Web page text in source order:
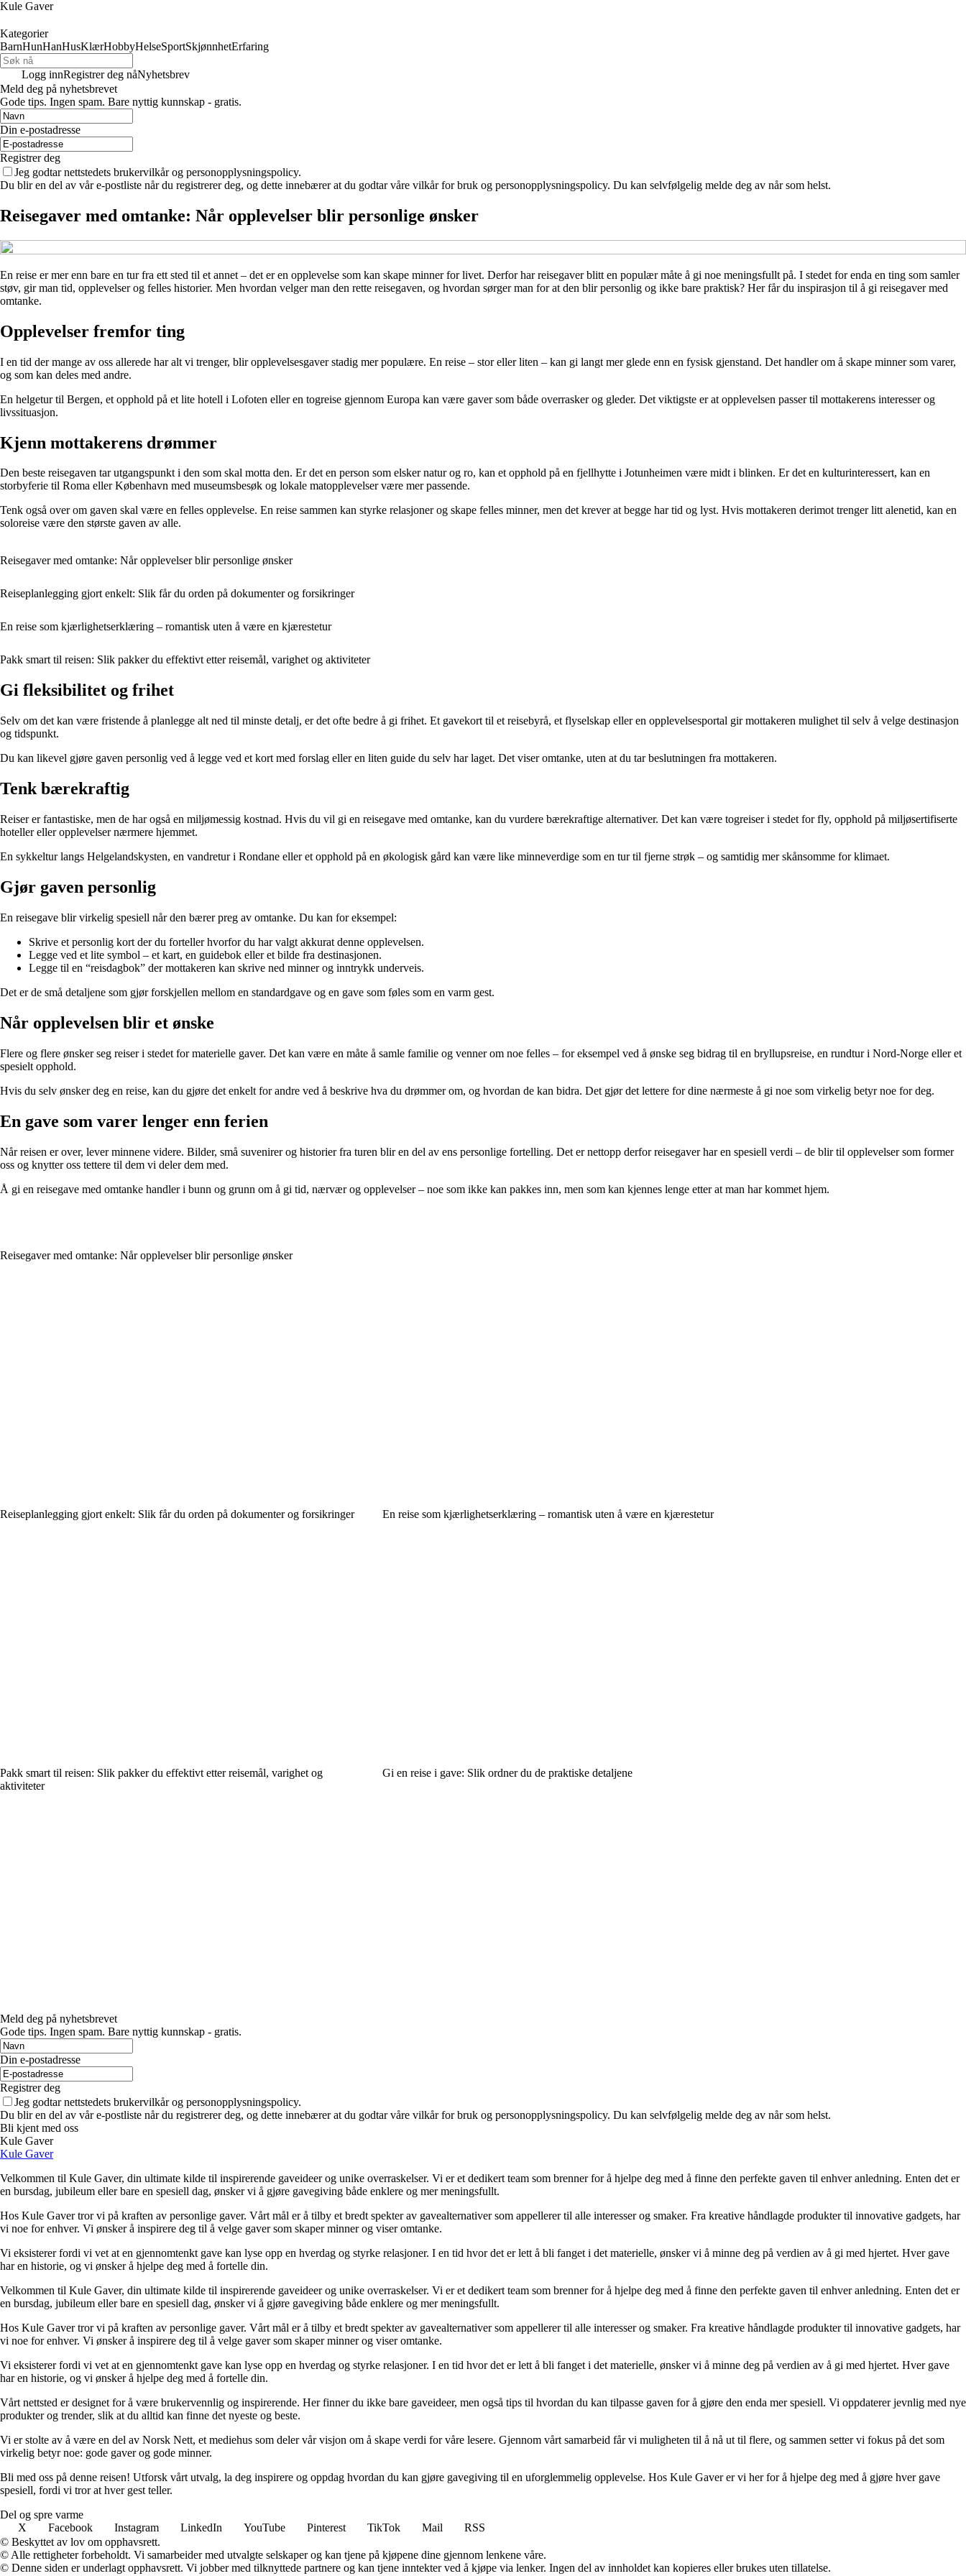
Kule Gaver
Kategorier
BarnHunHanHusKlærHobbyHelseSportSkjønnhetErfaring
Logg innRegistrer deg nåNyhetsbrev
Meld deg på nyhetsbrevet
Gode ​​tips. Ingen spam. Bare nyttig kunnskap - gratis.
Din e-postadresse
Registrer deg
Jeg godtar nettstedets brukervilkår og personopplysningspolicy.
Du blir en del av vår e-postliste når du registrerer deg, og dette innebærer at du godtar våre vilkår for bruk og personopplysningspolicy. Du kan selvfølgelig melde deg av når som helst.
Reisegaver med omtanke: Når opplevelser blir personlige ønsker
En reise er mer enn bare en tur fra ett sted til et annet – det er en opplevelse som kan skape minner for livet. Derfor har reisegaver blitt en populær måte å gi noe meningsfullt på. I stedet for enda en ting som samler
støv, gir man tid, opplevelser og felles historier. Men hvordan velger man den rette reisegaven, og hvordan sørger man for at den blir personlig og ikke bare praktisk? Her får du inspirasjon til å gi reisegaver med
omtanke.
Opplevelser fremfor ting
I en tid der mange av oss allerede har alt vi trenger, blir opplevelsesgaver stadig mer populære. En reise – stor eller liten – kan gi langt mer glede enn en fysisk gjenstand. Det handler om å skape minner som varer,
og som kan deles med andre.
En helgetur til Bergen, et opphold på et lite hotell i Lofoten eller en togreise gjennom Europa kan være gaver som både overrasker og gleder. Det viktigste er at opplevelsen passer til mottakerens interesser og
livssituasjon.
Kjenn mottakerens drømmer
Den beste reisegaven tar utgangspunkt i den som skal motta den. Er det en person som elsker natur og ro, kan et opphold på en fjellhytte i Jotunheimen være midt i blinken. Er det en kulturinteressert, kan en
storbyferie til Roma eller København med museumsbesøk og lokale matopplevelser være mer passende.
Tenk også over om gaven skal være en felles opplevelse. En reise sammen kan styrke relasjoner og skape felles minner, men det krever at begge har tid og lyst. Hvis mottakeren derimot trenger litt alenetid, kan en
soloreise være den største gaven av alle.
Reisegaver med omtanke: Når opplevelser blir personlige ønsker
Reiseplanlegging gjort enkelt: Slik får du orden på dokumenter og forsikringer
En reise som kjærlighetserklæring – romantisk uten å være en kjærestetur
Pakk smart til reisen: Slik pakker du effektivt etter reisemål, varighet og aktiviteter
Gi fleksibilitet og frihet
Selv om det kan være fristende å planlegge alt ned til minste detalj, er det ofte bedre å gi frihet. Et gavekort til et reisebyrå, et flyselskap eller en opplevelsesportal gir mottakeren mulighet til selv å velge destinasjon
og tidspunkt.
Du kan likevel gjøre gaven personlig ved å legge ved et kort med forslag eller en liten guide du selv har laget. Det viser omtanke, uten at du tar beslutningen fra mottakeren.
Tenk bærekraftig
Reiser er fantastiske, men de har også en miljømessig kostnad. Hvis du vil gi en reisegave med omtanke, kan du vurdere bærekraftige alternativer. Det kan være togreiser i stedet for fly, opphold på miljøsertifiserte
hoteller eller opplevelser nærmere hjemmet.
En sykkeltur langs Helgelandskysten, en vandretur i Rondane eller et opphold på en økologisk gård kan være like minneverdige som en tur til fjerne strøk – og samtidig mer skånsomme for klimaet.
Gjør gaven personlig
En reisegave blir virkelig spesiell når den bærer preg av omtanke. Du kan for eksempel:
Skrive et personlig kort der du forteller hvorfor du har valgt akkurat denne opplevelsen.
Legge ved et lite symbol – et kart, en guidebok eller et bilde fra destinasjonen.
Legge til en “reisdagbok” der mottakeren kan skrive ned minner og inntrykk underveis.
Det er de små detaljene som gjør forskjellen mellom en standardgave og en gave som føles som en varm gest.
Når opplevelsen blir et ønske
Flere og flere ønsker seg reiser i stedet for materielle gaver. Det kan være en måte å samle familie og venner om noe felles – for eksempel ved å ønske seg bidrag til en bryllupsreise, en rundtur i Nord-Norge eller et
spesielt opphold.
Hvis du selv ønsker deg en reise, kan du gjøre det enkelt for andre ved å beskrive hva du drømmer om, og hvordan de kan bidra. Det gjør det lettere for dine nærmeste å gi noe som virkelig betyr noe for deg.
En gave som varer lenger enn ferien
Når reisen er over, lever minnene videre. Bilder, små suvenirer og historier fra turen blir en del av ens personlige fortelling. Det er nettopp derfor reisegaver har en spesiell verdi – de blir til opplevelser som former
oss og knytter oss tettere til dem vi deler dem med.
Å gi en reisegave med omtanke handler i bunn og grunn om å gi tid, nærvær og opplevelser – noe som ikke kan pakkes inn, men som kan kjennes lenge etter at man har kommet hjem.
Reisegaver med omtanke: Når opplevelser blir personlige ønsker
Reiseplanlegging gjort enkelt: Slik får du orden på dokumenter og forsikringer En reise som kjærlighetserklæring – romantisk uten å være en kjærestetur
Pakk smart til reisen: Slik pakker du effektivt etter reisemål, varighet og
aktiviteter
Gi en reise i gave: Slik ordner du de praktiske detaljene
Meld deg på nyhetsbrevet
Gode ​​tips. Ingen spam. Bare nyttig kunnskap - gratis.
Din e-postadresse
Registrer deg
Jeg godtar nettstedets brukervilkår og personopplysningspolicy.
Du blir en del av vår e-postliste når du registrerer deg, og dette innebærer at du godtar våre vilkår for bruk og personopplysningspolicy. Du kan selvfølgelig melde deg av når som helst.
Bli kjent med oss
Kule Gaver
Kule Gaver
Velkommen til Kule Gaver, din ultimate kilde til inspirerende gaveideer og unike overraskelser. Vi er et dedikert team som brenner for å hjelpe deg med å finne den perfekte gaven til enhver anledning. Enten det er
en bursdag, jubileum eller bare en spesiell dag, ønsker vi å gjøre gavegiving både enklere og mer meningsfullt.
Hos Kule Gaver tror vi på kraften av personlige gaver. Vårt mål er å tilby et bredt spekter av gavealternativer som appellerer til alle interesser og smaker. Fra kreative håndlagde produkter til innovative gadgets, har
vi noe for enhver. Vi ønsker å inspirere deg til å velge gaver som skaper minner og viser omtanke.
Vi eksisterer fordi vi vet at en gjennomtenkt gave kan lyse opp en hverdag og styrke relasjoner. I en tid hvor det er lett å bli fanget i det materielle, ønsker vi å minne deg på verdien av å gi med hjertet. Hver gave
har en historie, og vi ønsker å hjelpe deg med å fortelle din.
Velkommen til Kule Gaver, din ultimate kilde til inspirerende gaveideer og unike overraskelser. Vi er et dedikert team som brenner for å hjelpe deg med å finne den perfekte gaven til enhver anledning. Enten det er
en bursdag, jubileum eller bare en spesiell dag, ønsker vi å gjøre gavegiving både enklere og mer meningsfullt.
Hos Kule Gaver tror vi på kraften av personlige gaver. Vårt mål er å tilby et bredt spekter av gavealternativer som appellerer til alle interesser og smaker. Fra kreative håndlagde produkter til innovative gadgets, har
vi noe for enhver. Vi ønsker å inspirere deg til å velge gaver som skaper minner og viser omtanke.
Vi eksisterer fordi vi vet at en gjennomtenkt gave kan lyse opp en hverdag og styrke relasjoner. I en tid hvor det er lett å bli fanget i det materielle, ønsker vi å minne deg på verdien av å gi med hjertet. Hver gave
har en historie, og vi ønsker å hjelpe deg med å fortelle din.
Vårt nettsted er designet for å være brukervennlig og inspirerende. Her finner du ikke bare gaveideer, men også tips til hvordan du kan tilpasse gaven for å gjøre den enda mer spesiell. Vi oppdaterer jevnlig med nye
produkter og trender, slik at du alltid kan finne det nyeste og beste.
Vi er stolte av å være en del av Norsk Nett, et mediehus som deler vår visjon om å skape verdi for våre lesere. Gjennom vårt samarbeid får vi muligheten til å nå ut til flere, og sammen setter vi fokus på det som
virkelig betyr noe: gode gaver og gode minner.
Bli med oss på denne reisen! Utforsk vårt utvalg, la deg inspirere og oppdag hvordan du kan gjøre gavegiving til en uforglemmelig opplevelse. Hos Kule Gaver er vi her for å hjelpe deg med å gjøre hver gave
spesiell, fordi vi tror at hver gest teller.
Del og spre varme
X
Facebook Instagram LinkedIn YouTube Pinterest TikTok Mail
RSS
© Beskyttet av lov om opphavsrett.
© Alle rettigheter forbeholdt. Vi samarbeider med utvalgte selskaper og kan tjene på kjøpene dine gjennom lenkene våre.
© Denne siden er underlagt opphavsrett. Vi jobber med tilknyttede partnere og kan tjene inntekter ved å kjøpe via lenker. Ingen del av innholdet kan kopieres eller brukes uten tillatelse.